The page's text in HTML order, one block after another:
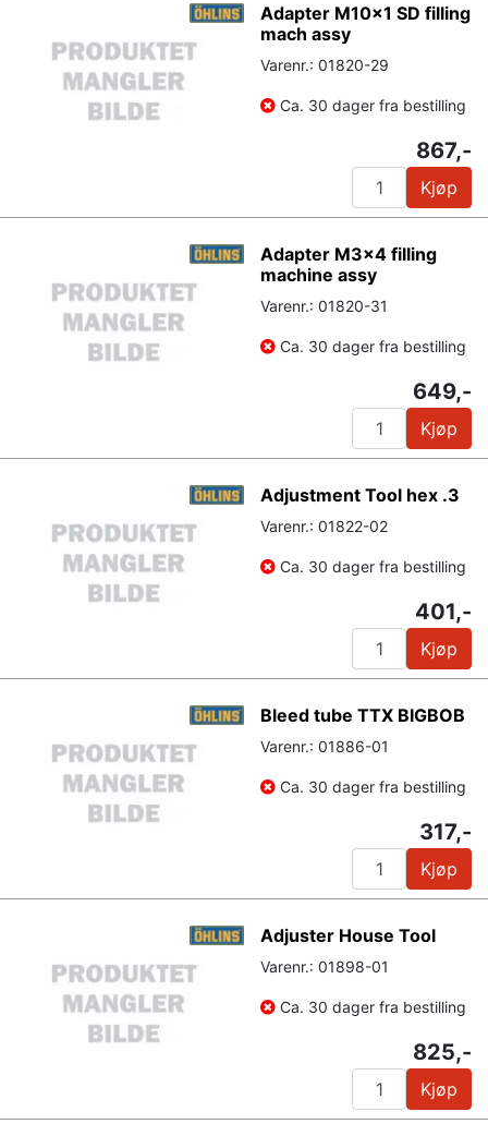
Adapter M10x1 SD filling
mach assy
Varenr.: 01820-29
Ca. 30 dager fra bestilling
867,-
Kjøp
Adapter M3x4 filling
machine assy
Varenr.: 01820-31
Ca. 30 dager fra bestilling
649,-
Kjøp
Adjustment Tool hex .3
Varenr.: 01822-02
Ca. 30 dager fra bestilling
401,-
Kjøp
Bleed tube TTX BIGBOB
Varenr.: 01886-01
Ca. 30 dager fra bestilling
317,-
Kjøp
Adjuster House Tool
Varenr.: 01898-01
Ca. 30 dager fra bestilling
825,-
Kjøp